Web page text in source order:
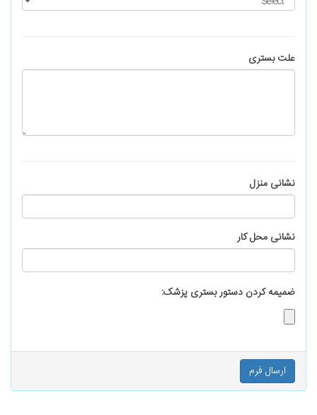
علت بستری
نشانی منزل
نشانی محل کار
ضمیمه کردن دستور بستری پزشک: